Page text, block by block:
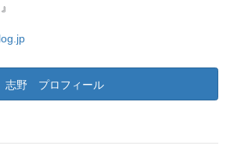
志野 プロフィール